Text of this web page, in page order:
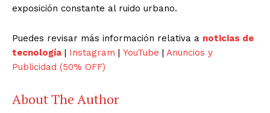
exposición constante al ruido urbano.
Puedes revisar más información relativa a noticias de
tecnología | Instagram | YouTube | Anuncios y
Publicidad (50% OFF)
About The Author